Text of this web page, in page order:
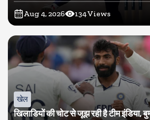
Aug 4, 2026 134Views
खेल
खिलाडियों की चोट से जूझ रही है टीम इंडिया,